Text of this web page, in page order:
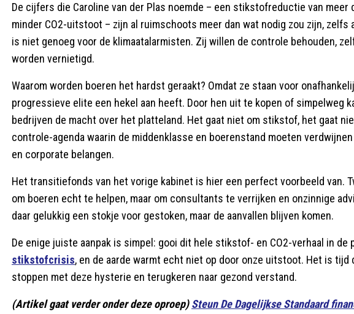
De cijfers die Caroline van der Plas noemde – een stikstofreductie van meer
minder CO2-uitstoot – zijn al ruimschoots meer dan wat nodig zou zijn, zelfs
is niet genoeg voor de klimaatalarmisten. Zij willen de controle behouden,
worden vernietigd.
Waarom worden boeren het hardst geraakt? Omdat ze staan voor
progressieve elite een hekel aan heeft. Door hen uit te kopen of simpelweg
bedrijven de macht over het platteland. Het gaat niet om stikstof, het gaat
controle-agenda waarin de middenklasse en boerenstand moeten
en corporate belangen.
Het transitiefonds van het vorige kabinet is hier een perfect voorbeeld van.
om boeren echt te helpen, maar om consultants te verrijken en onzinnige
daar gelukkig een stokje voor gestoken, maar de aanvallen blijven komen.
De enige juiste aanpak is simpel: gooi dit hele stikstof- en CO2-verhaal in de
stikstofcrisis, en de aarde warmt echt niet op door onze uitstoot. Het is
stoppen met deze hysterie en terugkeren naar gezond verstand.
(Artikel gaat verder onder deze oproep)Steun De Dagelijkse Standaard